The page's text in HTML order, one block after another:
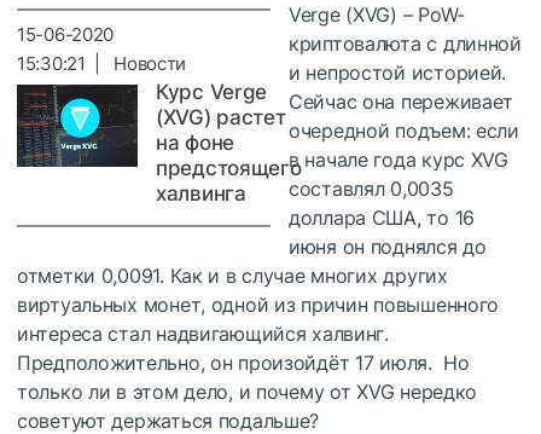
15-06-2020
15:30:21 | Новости
Курс Verge
(XVG) растет
на фоне
предстоящего
халвинга
Verge (XVG) – PoW-
криптовалюта с длинной
и непростой историей.
Сейчас она переживает
очередной подъем: если
в начале года курс XVG
составлял 0,0035
доллара США, то 16
июня он поднялся до
отметки 0,0091. Как и в случае многих других
виртуальных монет, одной из причин повышенного
интереса стал надвигающийся халвинг.
Предположительно, он произойдёт 17 июля. Но
только ли в этом дело, и почему от XVG нередко
советуют держаться подальше?